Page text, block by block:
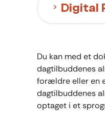
Digital
Du kan med et
dagtilbuddenes
forældre eller en
dagtilbuddenes
optaget i et